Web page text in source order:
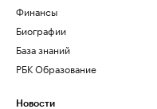
Финансы
Биографии
База знаний
РБК Образование
Новости